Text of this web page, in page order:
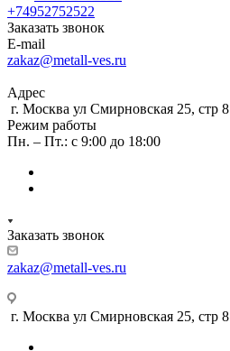
+74952752522
Заказать звонок
E-mail
zakaz@metall-ves.ru
Адрес
г. Москва ул Смирновская 25, стр 8
Режим работы
Пн. – Пт.: с 9:00 до 18:00
Заказать звонок
zakaz@metall-ves.ru
г. Москва ул Смирновская 25, стр 8